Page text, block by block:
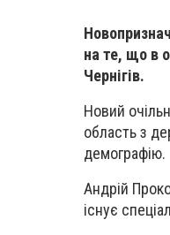
на те, що в
Чернігів.
Новий
область з
демографію.
Андрій
існує